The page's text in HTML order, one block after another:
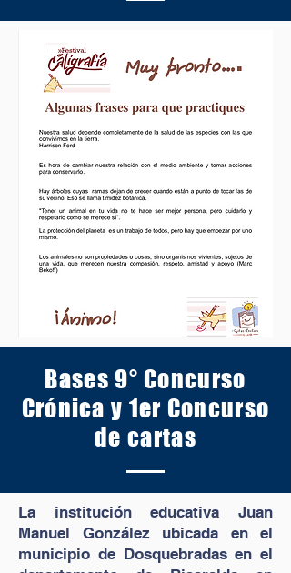
Bases 9° Concurso
Crónica y 1er Concurso
de cartas
La institución educativa Juan
Manuel González ubicada en el
municipio de Dosquebradas en el